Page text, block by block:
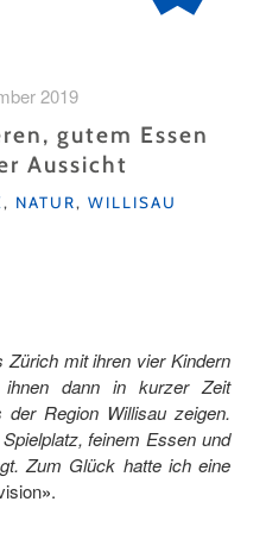
2019
gutem Essen
Aussicht
, NATUR, WILLISAU
Zürich mit ihren vier Kindern
dann in kurzer Zeit
Region Willisau zeigen.
feinem Essen und
Zum Glück hatte ich eine
».